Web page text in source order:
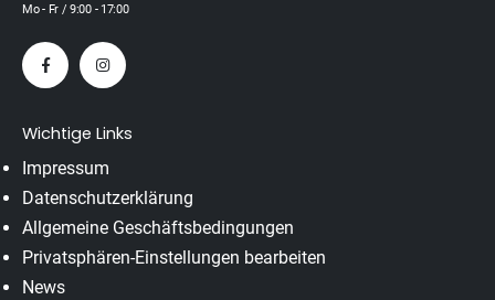
Mo - Fr / 9:00 - 17:00
Wichtige Links
Impressum
Datenschutzerklärung
Allgemeine Geschäftsbedingungen
Privatsphären-Einstellungen bearbeiten
News